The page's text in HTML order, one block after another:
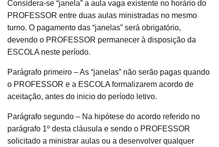
Considera-se “janela” a aula vaga existente no horário do
PROFESSOR entre duas aulas ministradas no mesmo
turno. O pagamento das “janelas” será obrigatório,
devendo o PROFESSOR permanecer à disposição da
ESCOLA neste período.
Parágrafo primeiro – As “janelas” não serão pagas quando
o PROFESSOR e a ESCOLA formalizarem acordo de
aceitação, antes do inicio do período letivo.
Parágrafo segundo – Na hipótese do acordo referido no
parágrafo 1º desta cláusula e sendo o PROFESSOR
solicitado a ministrar aulas ou a desenvolver qualquer